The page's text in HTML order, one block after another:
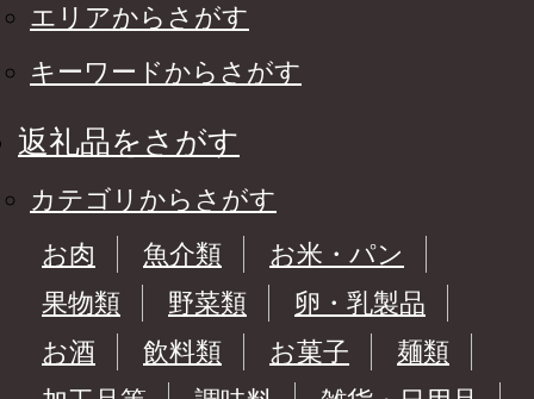
エリアからさがす
キーワードからさがす
返礼品をさがす
カテゴリからさがす
お肉
魚介類
お米・パン
果物類
野菜類
卵・乳製品
お酒
飲料類 お菓子
麺類